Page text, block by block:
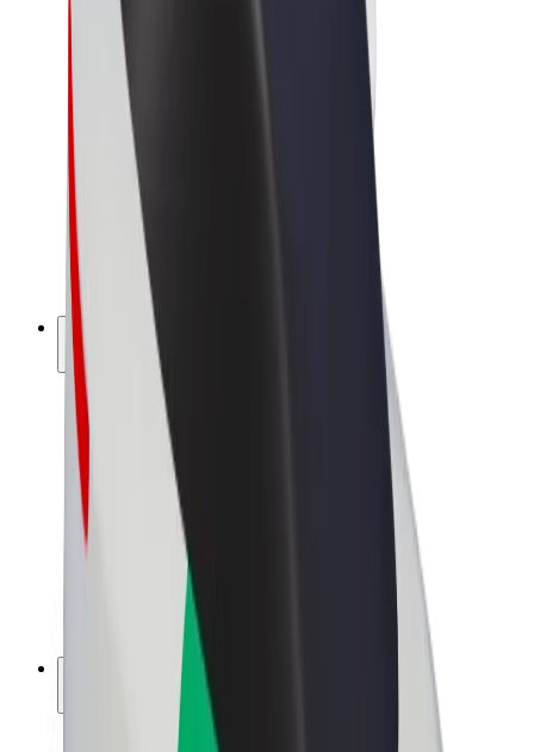
Vožnje
Romobili
Bolt Market
Bolt Food
Bolt Drive
Bolt for Business
Električni bicikli
Bolt Plus
Zarađuj uz Bolt
Zarada vozača
Dostavljači
Zarada dostavljača
Bolt Food trgovci